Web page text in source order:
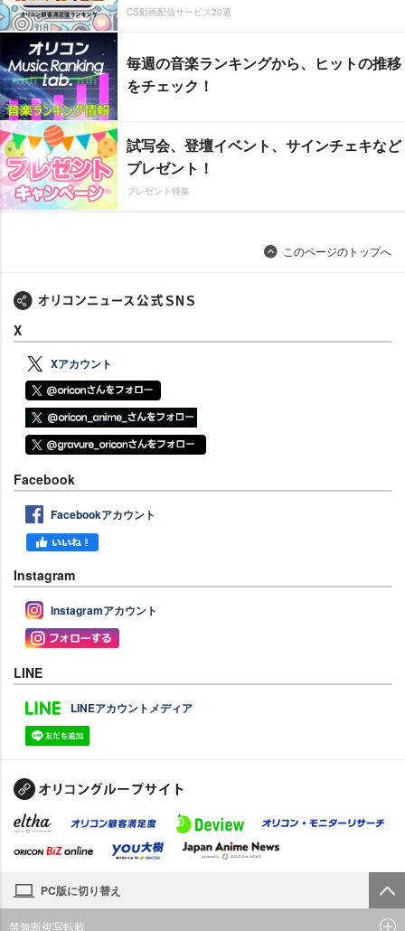
CS動画配信サービス20選
毎週の音楽ランキングから、ヒットの推移
をチェック！
試写会、登壇イベント、サインチェキなど
プレゼント！
プレゼント特集
このページのトップへ
X
Xアカウント
Facebook
Facebookアカウント
Instagram
Instagramアカウント
LINE
LINEアカウントメディア
PC版に切り替え
禁無断複写転載